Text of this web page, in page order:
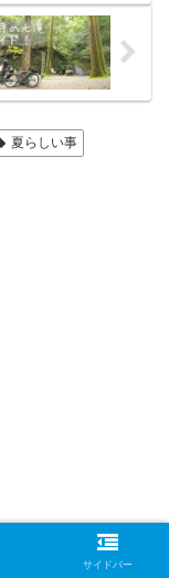
夏らしい事
サイドバー